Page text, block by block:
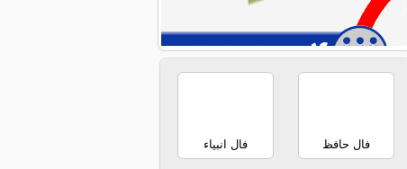
فال حافظ فال انبیاء